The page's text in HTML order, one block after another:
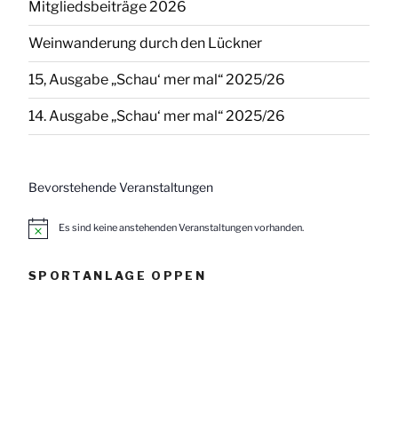
Mitgliedsbeiträge 2026
Weinwanderung durch den Lückner
15, Ausgabe „Schau‘ mer mal“ 2025/26
14. Ausgabe „Schau‘ mer mal“ 2025/26
Bevorstehende Veranstaltungen
w
Es sind keine anstehenden Veranstaltungen vorhanden.
SPORTANLAGE OPPEN